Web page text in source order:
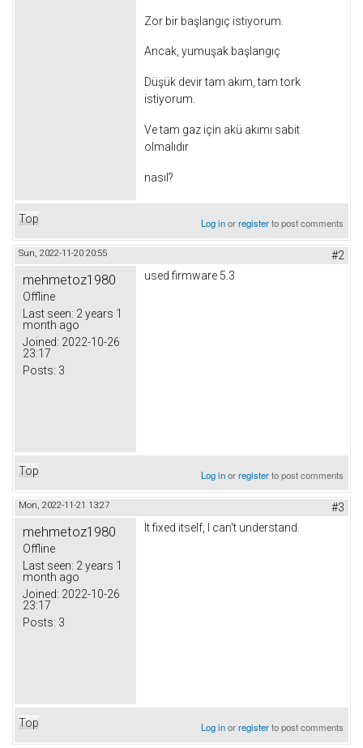
Zor bir başlangıç ​​istiyorum.
Ancak, yumuşak başlangıç
Düşük devir tam akım, tam tork
istiyorum.
Ve tam gaz için akü akımı sabit
olmalıdır
nasıl?
Top Log inorregisterto post comments
Sun, 2022-11-20 20:55 #2
mehmetoz1980
Offline
Last seen: 2 years 1
month ago
Joined: 2022-10-26
23:17
Posts: 3
used firmware 5.3
Top Log inorregisterto post comments
Mon, 2022-11-21 13:27 #3
mehmetoz1980
Offline
Last seen: 2 years 1
month ago
Joined: 2022-10-26
23:17
Posts: 3
It fixed itself, I can't understand.
Top Log inorregisterto post comments